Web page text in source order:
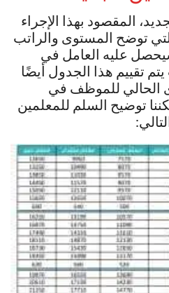
المقصود بهذا الإجراء
توضح المستوى والراتب
عليه العامل في
تقييم هذا الجدول أيضًا
الحالي للموظف في
توضيح السلم للمعلمين